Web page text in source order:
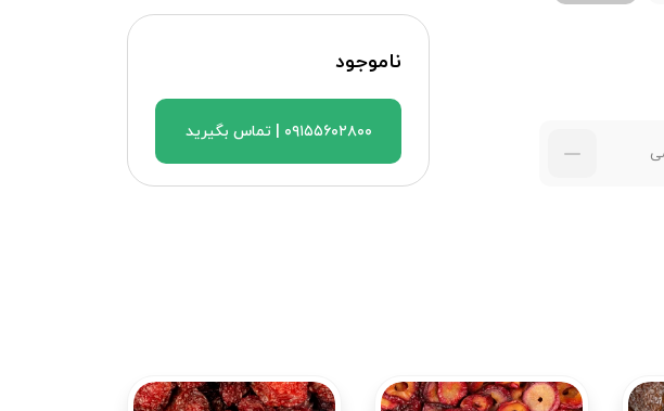
ناموجود
۰۹۱۵۵۶۰۲۸۰۰ | تماس بگیرید